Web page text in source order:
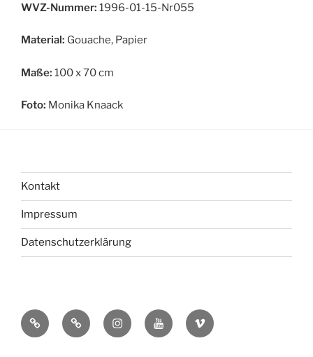
WVZ-Nummer: 1996-01-15-Nr055
Material: Gouache, Papier
Maße: 100 x 70 cm
Foto: Monika Knaack
Kontakt
Impressum
Datenschutzerklärung
bsky MastadonInstagramYou
Tube
Vimeo